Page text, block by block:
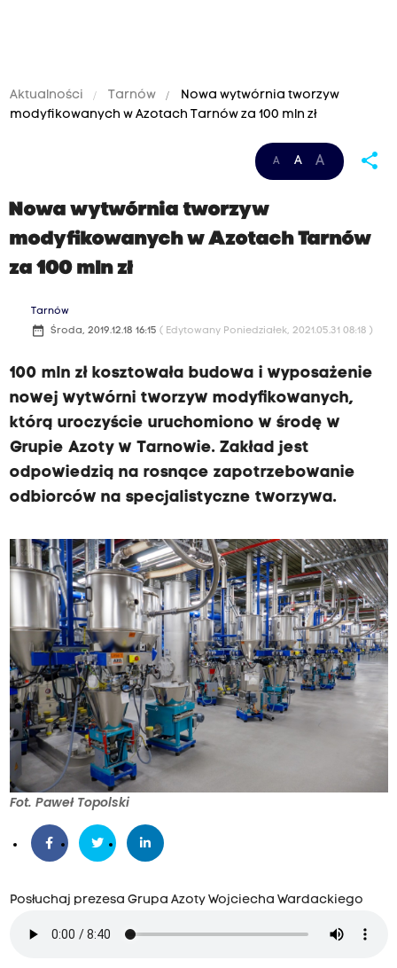
Aktualności Tarnów
Nowa wytwórnia tworzyw
modyfikowanych w Azotach Tarnów za 100 mln zł
A A A share
Nowa wytwórnia tworzyw
modyfikowanych w Azotach Tarnów
za 100 mln zł
Tarnów
date_range Środa, 2019.12.18 16:15 ( Edytowany Poniedziałek, 2021.05.31 08:18 )
100 mln zł kosztowała budowa i wyposażenie
nowej wytwórni tworzyw modyfikowanych,
którą uroczyście uruchomiono w środę w
Grupie Azoty w Tarnowie. Zakład jest
odpowiedzią na rosnące zapotrzebowanie
odbiorców na specjalistyczne tworzywa.
Fot. Paweł Topolski
Posłuchaj prezesa Grupa Azoty Wojciecha Wardackiego